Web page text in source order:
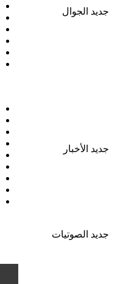
جديد الجوال
جديد الأخبار
جديد الصوتيات